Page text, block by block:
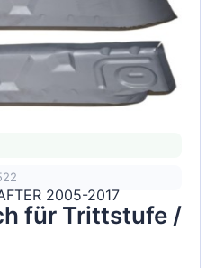
2005-2017
für Trittstufe /